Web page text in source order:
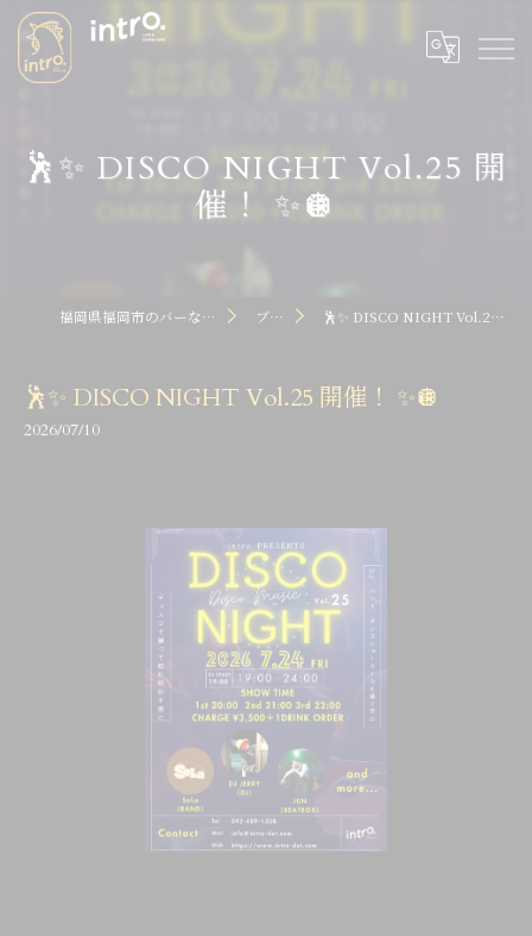
🕺✨ DISCO NIGHT Vol.25 開
催！ ✨🪩
福岡県福岡市のバーならintro dot ブログ 🕺✨ DISCO NIGHT Vol.25 開催！ ✨🪩
🕺✨ DISCO NIGHT Vol.25 開催！ ✨🪩
2026/07/10